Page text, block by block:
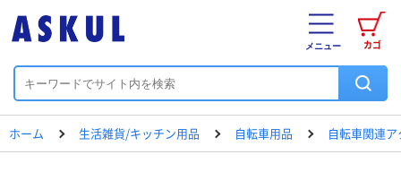
カゴ
メニュー
ホーム 生活雑貨/キッチン用品 自転車用品 自転車関連